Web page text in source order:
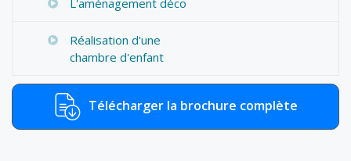
Réalisation d'une
chambre d'enfant
Télécharger la brochure complète